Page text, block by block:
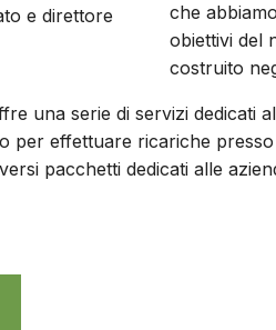
e direttore
che
obiettivi del
costruito
una serie di servizi dedicati
per effettuare ricariche
pacchetti dedicati alle